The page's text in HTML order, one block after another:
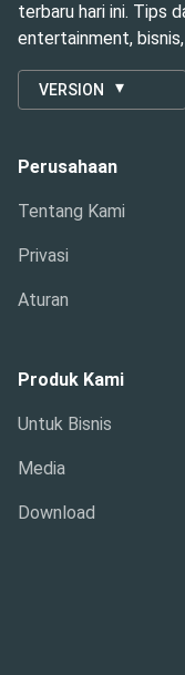
terbaru hari ini. Tips
entertainment,
VERSION
Perusahaan
Tentang Kami
Privasi
Aturan
Produk Kami
Untuk Bisnis
Media
Download